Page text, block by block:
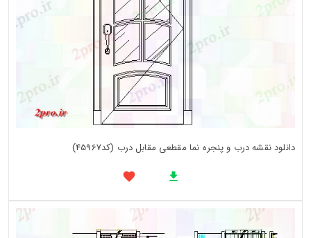
دانلود نقشه درب و پنجره نما مقطعی مقابل درب (کد45967)